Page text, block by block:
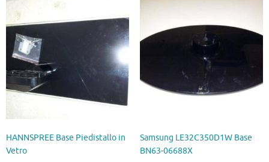
HANNSPREE Base Piedistallo in
Vetro
Samsung LE32C350D1W Base
BN63-06688X